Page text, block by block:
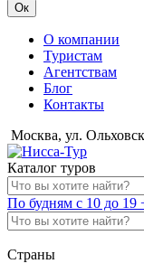
Ок
О компании
Туристам
Агентствам
Блог
Контакты
Москва, ул.
Каталог туров
По будням с 10 до 19
Страны